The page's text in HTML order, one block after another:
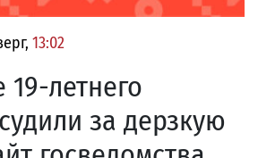
13:02
19-летнего
за дерзкую